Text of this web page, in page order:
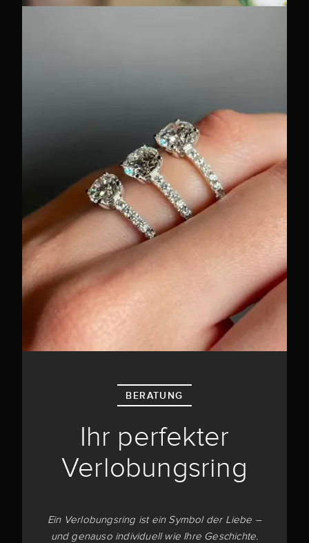
BERATUNG
Ihr perfekter
Verlobungsring
Ein Verlobungsring ist ein Symbol der Liebe –
und genauso individuell wie Ihre Geschichte.